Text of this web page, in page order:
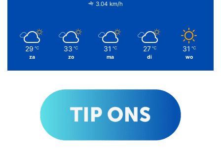
3.04 km/h
29 ℃
za
33 ℃
zo
31 ℃
ma
27 ℃
di
31 ℃
wo